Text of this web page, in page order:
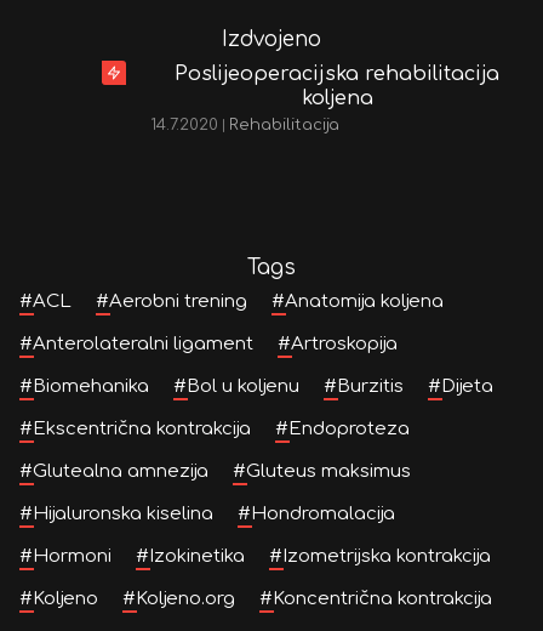
Izdvojeno
Poslijeoperacijska rehabilitacija
koljena
14.7.2020 | Rehabilitacija
Tags
#ACL #Aerobni trening #Anatomija koljena
#Anterolateralni ligament #Artroskopija
# Biomehanika # Bol u koljenu # Burzitis # Dijeta
# Ekscentrična kontrakcija # Endoproteza
#Glutealna amnezija #Gluteus maksimus
#Hijaluronska kiselina #Hondromalacija
#Hormoni #Izokinetika #Izometrijska kontrakcija
#Koljeno #Koljeno.org #Koncentrična kontrakcija